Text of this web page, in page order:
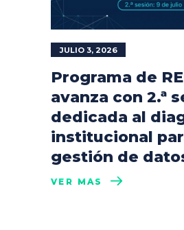
JULIO 3, 2026
Programa de
avanza con 2.ª
dedicada al
institucional
gestión de
VER MÁS